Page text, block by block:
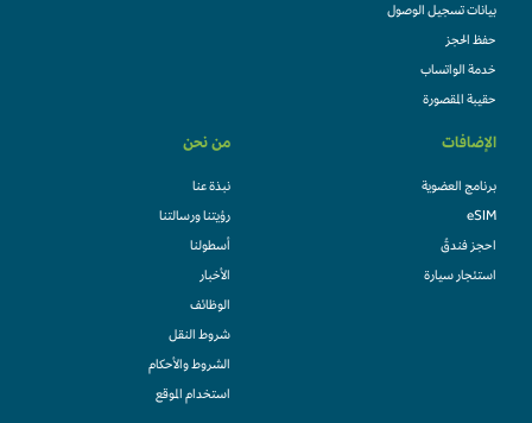
بيانات تسجيل الوصول
حفظ الحجز
خدمة الواتساب
حقيبة المقصورة
الإضافات
برنامج العضوية
eSIM
احجز فندقً
استئجار سيارة
من نحن
نبذة عنا
رؤيتنا ورسالتنا
أسطولنا
الأخبار
الوظائف
شروط النقل
الشروط والأحكام
استخدام الموقع